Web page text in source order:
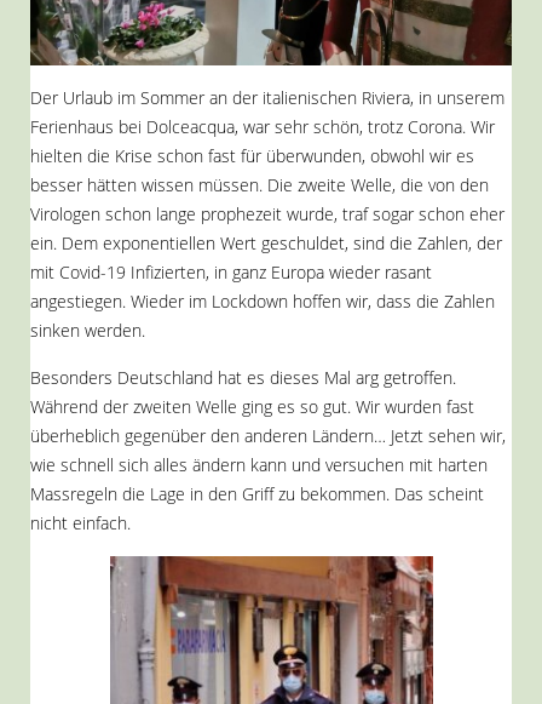
Der Urlaub im Sommer an der italienischen Riviera, in unserem
Ferienhaus bei Dolceacqua, war sehr schön, trotz Corona. Wir
hielten die Krise schon fast für überwunden, obwohl wir es
besser hätten wissen müssen. Die zweite Welle, die von den
Virologen schon lange prophezeit wurde, traf sogar schon eher
ein. Dem exponentiellen Wert geschuldet, sind die Zahlen, der
mit Covid-19 Infizierten, in ganz Europa wieder rasant
angestiegen. Wieder im Lockdown hoffen wir, dass die Zahlen
sinken werden.
Besonders Deutschland hat es dieses Mal arg getroffen.
Während der zweiten Welle ging es so gut. Wir wurden fast
überheblich gegenüber den anderen Ländern… Jetzt sehen wir,
wie schnell sich alles ändern kann und versuchen mit harten
Massregeln die Lage in den Griff zu bekommen. Das scheint
nicht einfach.